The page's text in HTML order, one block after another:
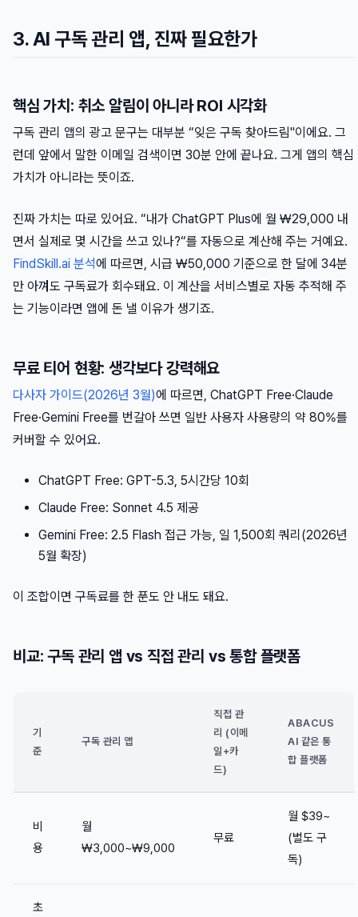
3. AI 구독 관리 앱, 진짜 필요한가
핵심 가치: 취소 알림이 아니라 ROI 시각화
구독 관리 앱의 광고 문구는 대부분 “잊은 구독 찾아드림"이에요. 그
런데 앞에서 말한 이메일 검색이면 30분 안에 끝나요. 그게 앱의 핵심
가치가 아니라는 뜻이죠.
진짜 가치는 따로 있어요. “내가 ChatGPT Plus에 월 ₩29,000 내
면서 실제로 몇 시간을 쓰고 있나?“를 자동으로 계산해 주는 거예요.
FindSkill.ai 분석에 따르면, 시급 ₩50,000 기준으로 한 달에 34분
만 아껴도 구독료가 회수돼요. 이 계산을 서비스별로 자동 추적해 주
는 기능이라면 앱에 돈 낼 이유가 생기죠.
무료 티어 현황: 생각보다 강력해요
다사자 가이드(2026년 3월)에 따르면, ChatGPT Free·Claude
Free·Gemini Free를 번갈아 쓰면 일반 사용자 사용량의 약 80%를
커버할 수 있어요.
ChatGPT Free: GPT-5.3, 5시간당 10회
Claude Free: Sonnet 4.5 제공
Gemini Free: 2.5 Flash 접근 가능, 일 1,500회 쿼리(2026년
5월 확장)
이 조합이면 구독료를 한 푼도 안 내도 돼요.
비교: 구독 관리 앱 vs 직접 관리 vs 통합 플랫폼
기
준
구독 관리 앱
직접 관
리 (이메
일+카
드)
ABACUS
AI 같은 통
합 플랫폼
비
용
월
₩3,000~₩9,000
무료
월 $39~
(별도 구
독)
초